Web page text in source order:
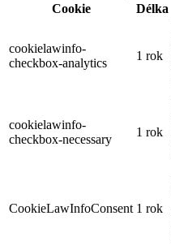
Cookie
Délka
cookielawinfo-
checkbox-analytics
1 rok
cookielawinfo-
checkbox-necessary
1 rok
CookieLawInfoConsent 1 rok